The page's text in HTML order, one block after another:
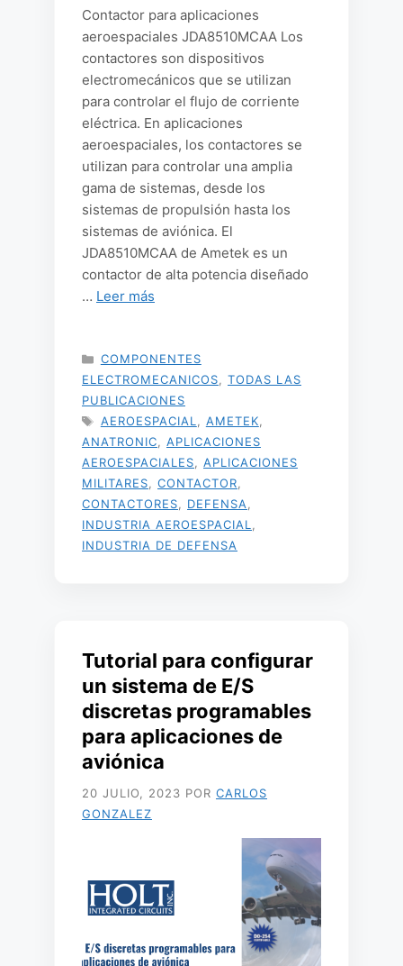
Contactor para aplicaciones
aeroespaciales JDA8510MCAA Los
contactores son dispositivos
electromecánicos que se utilizan
para controlar el flujo de corriente
eléctrica. En aplicaciones
aeroespaciales, los contactores se
utilizan para controlar una amplia
gama de sistemas, desde los
sistemas de propulsión hasta los
sistemas de aviónica. El
JDA8510MCAA de Ametek es un
contactor de alta potencia diseñado
… Leer más
CATEGORÍAS
COMPONENTES
ELECTROMECANICOS
TODAS LAS
PUBLICACIONES
ETIQUETAS
AEROESPACIAL AMETEK
ANATRONIC
APLICACIONES
AEROESPACIALES
APLICACIONES
MILITARES
CONTACTOR
CONTACTORES
DEFENSA
INDUSTRIA AEROESPACIAL
INDUSTRIA DE DEFENSA
Tutorial para configurar
un sistema de E/S
discretas programables
para aplicaciones de
aviónica
20 JULIO, 2023 POR CARLOS
GONZALEZ